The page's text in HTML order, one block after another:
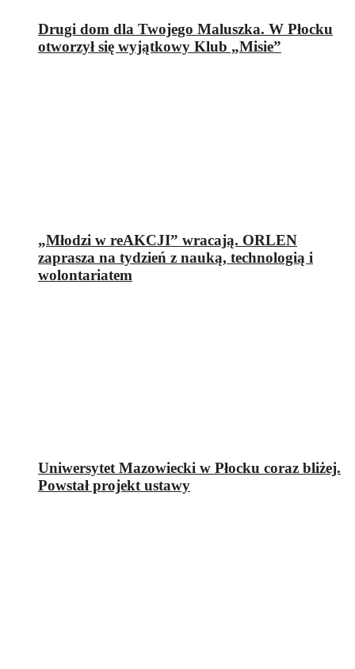
Drugi dom dla Twojego Maluszka. W Płocku
otworzył się wyjątkowy Klub „Misie”
„Młodzi w reAKCJI” wracają. ORLEN
zaprasza na tydzień z nauką, technologią i
wolontariatem
Uniwersytet Mazowiecki w Płocku coraz bliżej.
Powstał projekt ustawy